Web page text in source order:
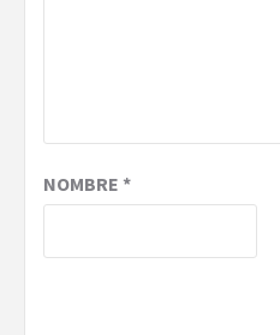
NOMBRE *